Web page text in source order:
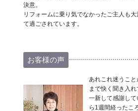
決意。
リフォームに乗り気でなかったご主人も
て過ごされています。
お客様の声
あれこれ迷うこ
まで快く聞き入
一新して感謝し
ら1週間経ったこ